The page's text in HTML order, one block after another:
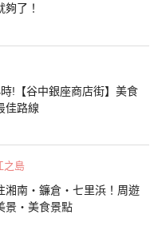
了！
!【谷中銀座商店街】美食
佳路線
之島
湘南・鐮倉・七里浜！周遊
景・美食景點